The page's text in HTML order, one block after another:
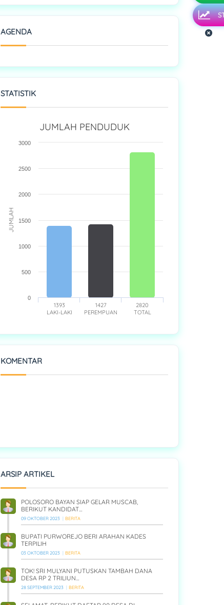
AGENDA
STATISTIK
JUMLAH
JUMLAH PENDUDUK
1393
LAKI-LAKI
1427
PEREMPUAN
2820
TOTAL
0
500
1000
1500
2000
2500
3000
KOMENTAR
ARSIP ARTIKEL
POLOSORO BAYAN SIAP GELAR MUSCAB,
BERIKUT KANDIDAT…
09 OKTOBER 2023 BERITA
BUPATI PURWOREJO BERI ARAHAN KADES
TERPILIH
03 OKTOBER 2023 BERITA
TOK! SRI MULYANI PUTUSKAN TAMBAH DANA
DESA RP 2 TRILIUN…
28 SEPTEMBER 2023 BERITA